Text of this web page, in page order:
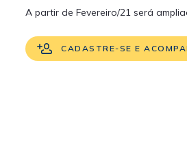
A partir de Fevereiro/21 será
CADASTRE-SE E